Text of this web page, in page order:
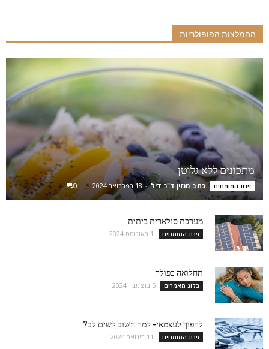
ההמלצות הפופולריות
מתכונים ללא גלוטן
זירת המומחים כתב מגזין ד"ר דיל - 18 בפברואר 2024 0
מערכת סולארית ביתית
זירת המומחים 1 באוגוסט 2024
תחלואה כפולה
בלוג מאמרים 5 בדצמבר 2024
להפוך לעצמאי- למה חשוב לשים לב?
זירת המומחים 11 בינואר 2024